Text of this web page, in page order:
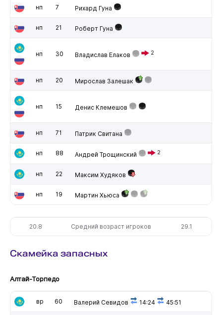
нп 7 Рихард Гуна
нп 21 Роберт Гуна
нп 30 Владислав Елаков 2
нп 20 Мирослав Залешак
нп 15 Денис Клемешов
нп 71 Патрик Свитана
нп 88 Андрей Трощинский 2
нп 22 Максим Худяков
нп 19 Мартин Хьюса
20.8 Средний возраст игроков 29.1
Скамейка запасных
Алтай-Торпедо
вр 60 Валерий Севидов 14:24 45:51